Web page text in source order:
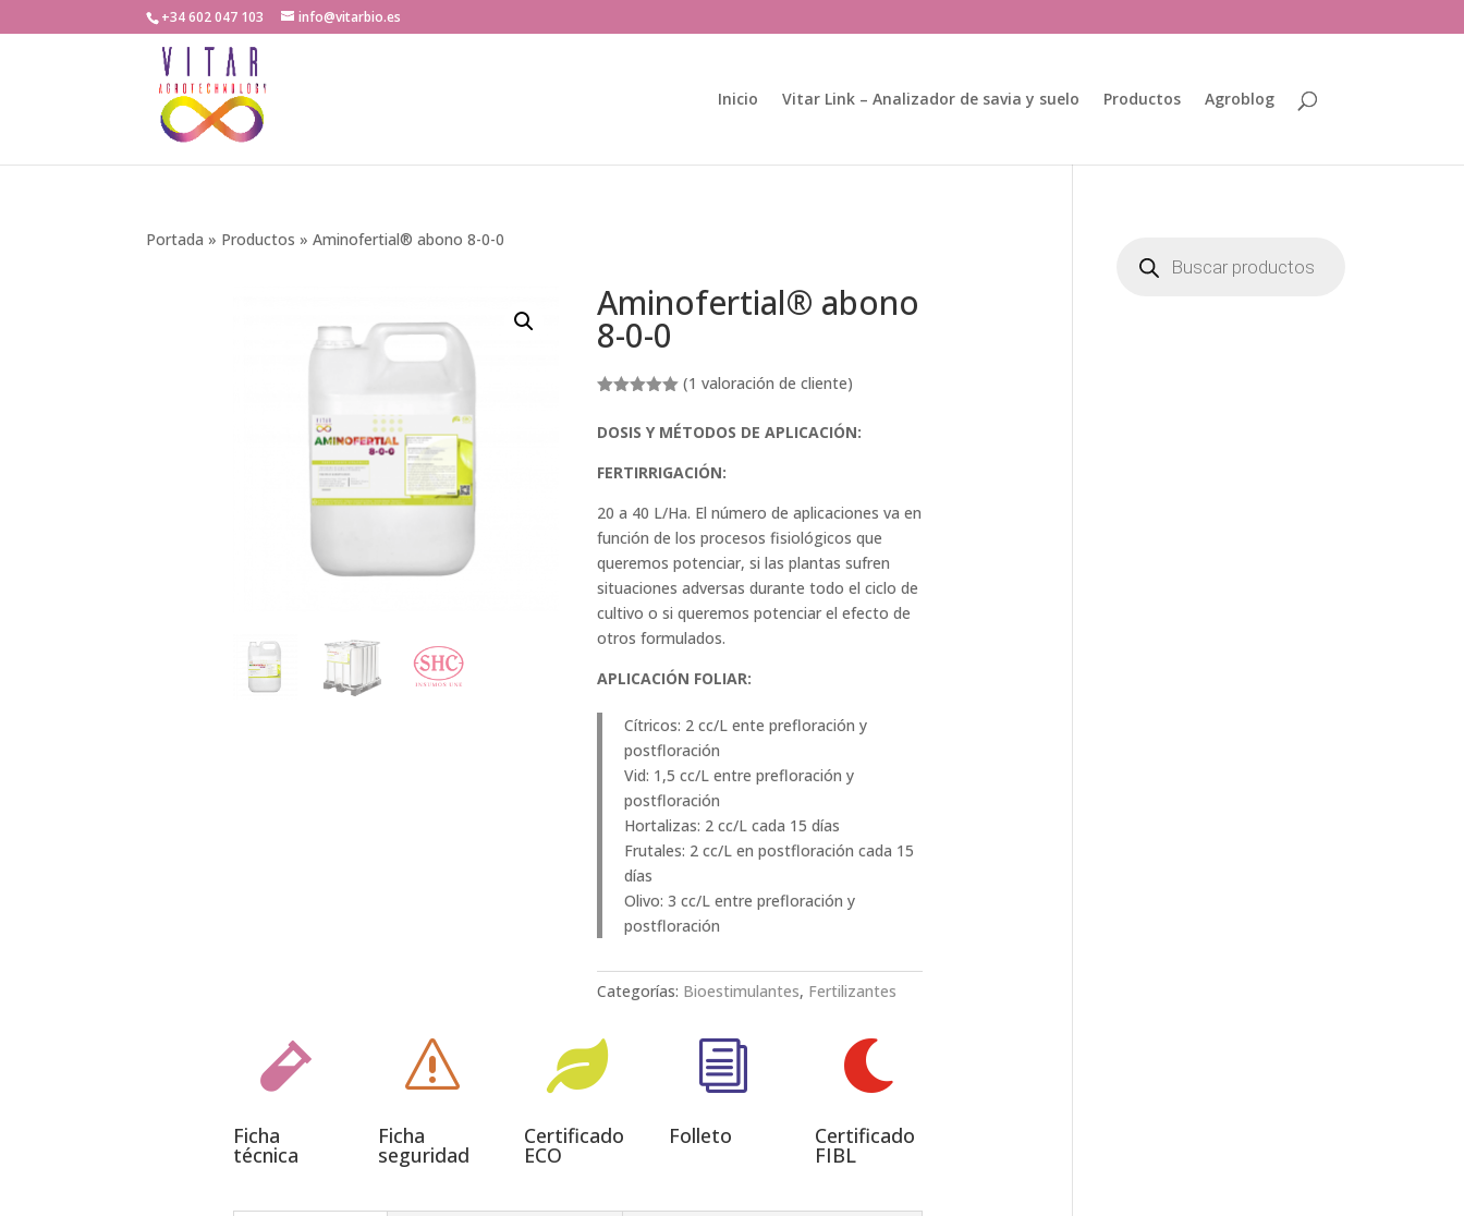
+34 602 047 103 info@vitarbio.es
Inicio Vitar Link – Analizador de savia y suelo Productos Agroblog
Portada » Productos »Aminofertial® abono 8-0-0
Aminofertial® abono
8-0-0
5 en base
de un
cliente
(1 valoración de cliente)
DOSIS Y MÉTODOS DE APLICACIÓN:
FERTIRRIGACIÓN:
20 a 40 L/Ha. El número de aplicaciones va en
función de los procesos fisiológicos que
queremos potenciar, si las plantas sufren
situaciones adversas durante todo el ciclo de
cultivo o si queremos potenciar el efecto de
otros formulados.
APLICACIÓN FOLIAR:
Cítricos: 2 cc/L ente prefloración y
postfloración
Vid: 1,5 cc/L entre prefloración y
postfloración
Hortalizas: 2 cc/L cada 15 días
Frutales: 2 cc/L en postfloración cada 15
días
Olivo: 3 cc/L entre prefloración y
postfloración
Categorías: Bioestimulantes, Fertilizantes

Ficha
técnica
s
Ficha
seguridad

Certificado
ECO
i
Folleto

Certificado
FIBL
productos